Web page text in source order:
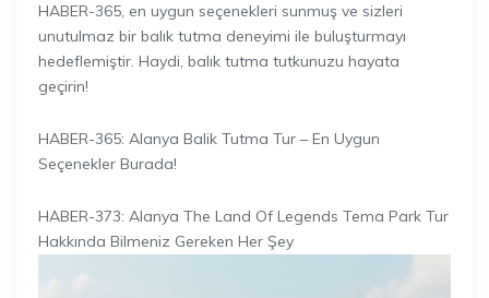
HABER-365, en uygun seçenekleri sunmuş ve sizleri
unutulmaz bir balık tutma deneyimi ile buluşturmayı
hedeflemiştir. Haydi, balık tutma tutkunuzu hayata
geçirin!
HABER-365: Alanya Balik Tutma Tur – En Uygun
Seçenekler Burada!
HABER-373: Alanya The Land Of Legends Tema Park Tur
Hakkında Bilmeniz Gereken Her Şey